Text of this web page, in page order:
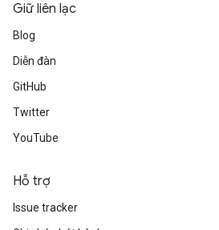
Giữ liên lạc
Blog
Diễn đàn
GitHub
Twitter
YouTube
Hỗ trợ
Issue tracker